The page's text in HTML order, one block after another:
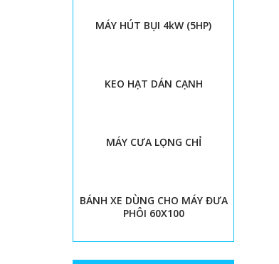
MÁY HÚT BỤI 4kW (5HP)
KEO HẠT DÁN CẠNH
MÁY CƯA LỌNG CHỈ
BÁNH XE DÙNG CHO MÁY ĐƯA
PHÔI 60X100